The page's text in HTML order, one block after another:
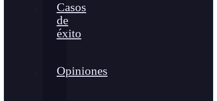
Casos
de
éxito
Opiniones